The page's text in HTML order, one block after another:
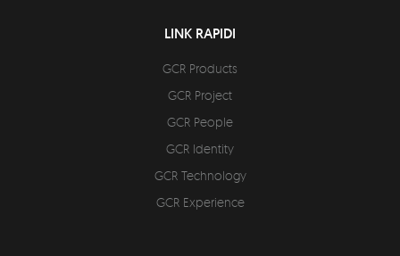
LINK RAPIDI
GCR Products
GCR Project
GCR People
GCR Identity
GCR Technology
GCR Experience